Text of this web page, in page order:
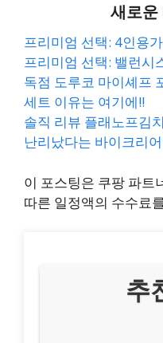
새로운
프리미엄 선택: 4인용
프리미엄 선택: 밸런시
독점 도루코 마이셰프
세트 이유는 여기에!!
솔직 리뷰 플래노프김
난리났다는 바이크리
이 포스팅은 쿠팡 파트
따른 일정액의 수수료
추